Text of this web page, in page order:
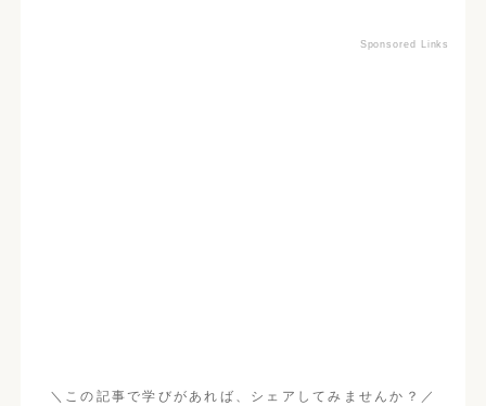
Sponsored Links
＼この記事で学びがあれば、シェアしてみませんか？／